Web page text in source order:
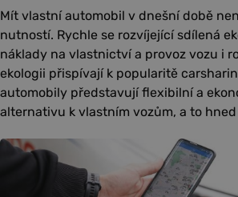
Mít vlastní automobil v dnešní době
nutností. Rychle se rozvíjející sdílená
náklady na vlastnictví a provoz vozu i
ekologii přispívají k popularitě
automobily představují flexibilní a
alternativu k vlastním vozům, a to